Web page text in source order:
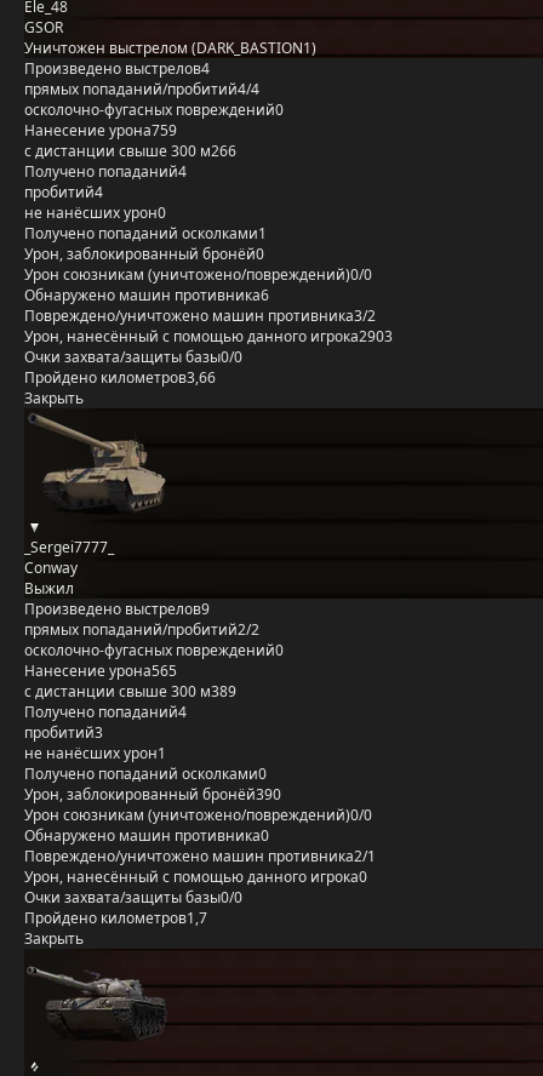
Ele_48
GSOR
Уничтожен выстрелом (DARK_BASTION1)
Произведено выстрелов4
прямых попаданий/пробитий4/4
осколочно-фугасных повреждений0
Нанесение урона759
с дистанции свыше 300 м266
Получено попаданий4
пробитий4
не нанёсших урон0
Получено попаданий осколками1
Урон, заблокированный бронёй0
Урон союзникам (уничтожено/повреждений)0/0
Обнаружено машин противника6
Повреждено/уничтожено машин противника3/2
Урон, нанесённый с помощью данного игрока2903
Очки захвата/защиты базы0/0
Пройдено километров3,66
Закрыть
_Sergei7777_
Conway
Выжил
Произведено выстрелов9
прямых попаданий/пробитий2/2
осколочно-фугасных повреждений0
Нанесение урона565
с дистанции свыше 300 м389
Получено попаданий4
пробитий3
не нанёсших урон1
Получено попаданий осколками0
Урон, заблокированный бронёй390
Урон союзникам (уничтожено/повреждений)0/0
Обнаружено машин противника0
Повреждено/уничтожено машин противника2/1
Урон, нанесённый с помощью данного игрока0
Очки захвата/защиты базы0/0
Пройдено километров1,7
Закрыть